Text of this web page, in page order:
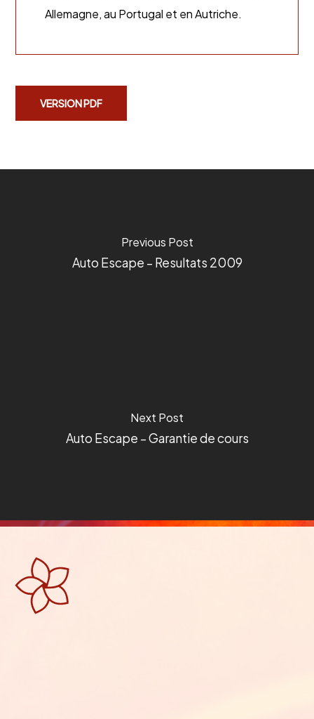
Allemagne, au Portugal et en Autriche.
VERSION PDF
Previous Post
Auto Escape – Resultats 2009
Next Post
Auto Escape – Garantie de cours